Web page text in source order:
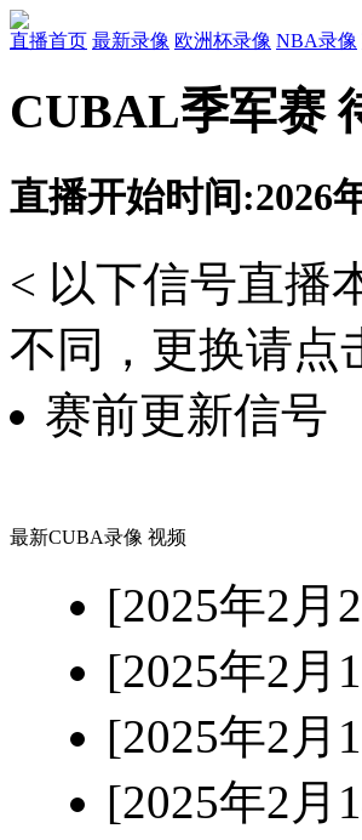
直播首页 最新录像 欧洲杯录像 NBA录像
CUBAL季军赛
直播开始时间:2026
< 以下信号直播
不同，更换请点
赛前更新信号
最新CUBA录像 视频
[2025年2月
[2025年2月
[2025年2月
[2025年2月